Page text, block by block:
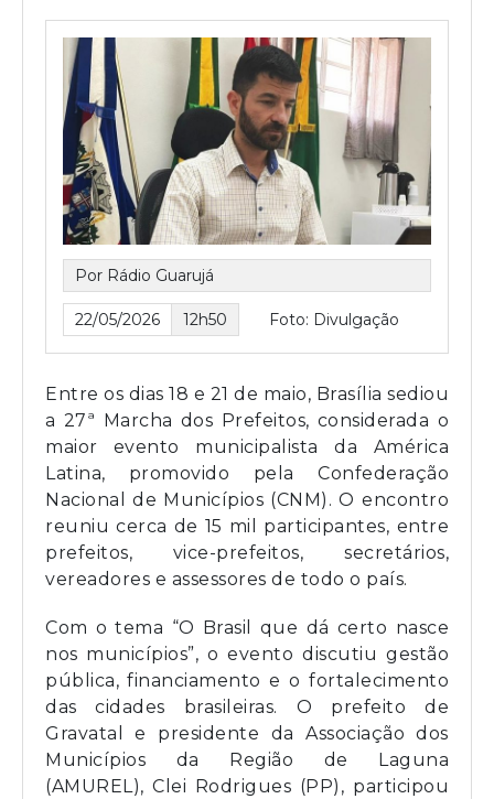
Por Rádio Guarujá
22/05/2026 12h50 Foto: Divulgação
Entre os dias 18 e 21 de maio, Brasília sediou
a 27ª Marcha dos Prefeitos, considerada o
maior evento municipalista da América
Latina, promovido pela Confederação
Nacional de Municípios (CNM). O encontro
reuniu cerca de 15 mil participantes, entre
prefeitos, vice-prefeitos, secretários,
vereadores e assessores de todo o país.
Com o tema “O Brasil que dá certo nasce
nos municípios”, o evento discutiu gestão
pública, financiamento e o fortalecimento
das cidades brasileiras. O prefeito de
Gravatal e presidente da Associação dos
Municípios da Região de Laguna
(AMUREL), Clei Rodrigues (PP), participou